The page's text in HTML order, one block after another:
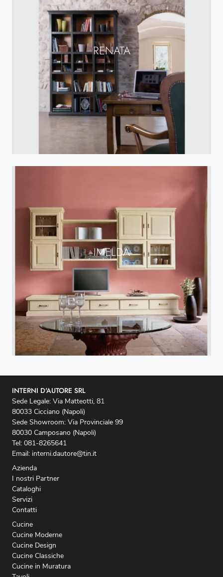
RENATA
IMELDA
INTERNI D'AUTORE SRL
Sede Legale: Via Matteotti, 81
80033 Cicciano (Napoli)
Sede Showroom: Via Provinciale 99
80030 Camposano (Napoli)
Tel: 081-8265641
Email: interni.dautore@tin.it
Azienda
I nostri Partner
Cataloghi
Servizi
Contatti
Cucine
Cucine Moderne
Cucine Design
Cucine Classiche
Cucine in Muratura